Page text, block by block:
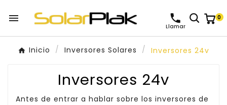

Llamar
0
Inicio Inversores Solares Inversores 24v
Inversores 24v
Antes de entrar a hablar sobre los inversores de